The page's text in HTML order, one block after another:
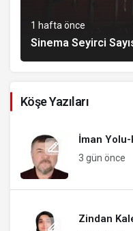
1 hafta önce
Sinema Seyirci
Köşe Yazıları
İman
3 gün önce
Zindan